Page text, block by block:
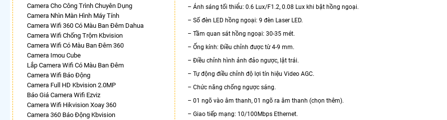
Camera Cho Công Trình Chuyên Dụng
Camera Nhìn Màn Hình Máy Tính
Camera Wifi 360 Có Màu Ban Đêm Dahua
Camera Wifi Chống Trộm Kbvision
Camera Wifi Có Màu Ban Đêm 360
Camera Imou Cube
Lắp Camera Wifi Có Màu Ban Đêm
Camera Wifi Báo Động
Camera Full HD Kbvision 2.0MP
Báo Giá Camera Wifi Ezviz
Camera Wifi Hikvision Xoay 360
Camera 360 Báo Động Kbvision
– Ánh sáng tối thiểu: 0.6 Lux/F1.2, 0.08 Lux khi bật hồng ngoại.
– Số đèn LED hồng ngoại: 9 đèn Laser LED.
– Tầm quan sát hồng ngoại: 30-35 mét.
– Ống kính: Điều chỉnh được từ 4-9 mm.
– Điều chỉnh hình ảnh đảo ngược, lật trái.
– Tự động điều chỉnh độ lợi tín hiệu Video AGC.
– Chức năng chống ngược sáng.
– 01 ngõ vào âm thanh, 01 ngõ ra âm thanh (chọn thêm).
– Giao tiếp mạng: 10/100Mbps Ethernet.